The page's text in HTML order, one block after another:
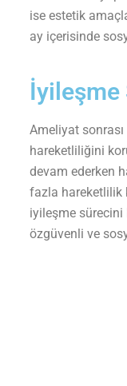
ise estetik
ay içerisinde
İyileşme
Ameliyat sonrası
hareketliliğini
devam ederken
fazla hareketlilik
iyileşme sürecini
özgüvenli ve